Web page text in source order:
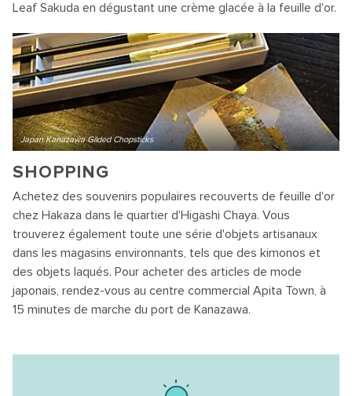
Leaf Sakuda en dégustant une crème glacée à la feuille d'or.
Japan Kanazawa Gilded Chopsticks
SHOPPING
Achetez des souvenirs populaires recouverts de feuille d'or
chez Hakaza dans le quartier d'Higashi Chaya. Vous
trouverez également toute une série d'objets artisanaux
dans les magasins environnants, tels que des kimonos et
des objets laqués. Pour acheter des articles de mode
japonais, rendez-vous au centre commercial Apita Town, à
15 minutes de marche du port de Kanazawa.